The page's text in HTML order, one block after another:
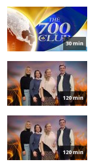
30 min
120 min
120 min